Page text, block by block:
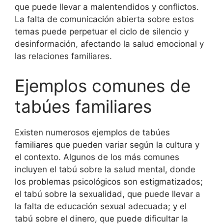
que puede llevar a malentendidos y conflictos.
La falta de comunicación abierta sobre estos
temas puede perpetuar el ciclo de silencio y
desinformación, afectando la salud emocional y
las relaciones familiares.
Ejemplos comunes de
tabúes familiares
Existen numerosos ejemplos de tabúes
familiares que pueden variar según la cultura y
el contexto. Algunos de los más comunes
incluyen el tabú sobre la salud mental, donde
los problemas psicológicos son estigmatizados;
el tabú sobre la sexualidad, que puede llevar a
la falta de educación sexual adecuada; y el
tabú sobre el dinero, que puede dificultar la